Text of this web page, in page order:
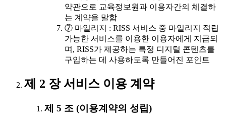
약관으로 교육정보원과 이용자간의 체결하
는 계약을 말함
⑦ 마일리지 : RISS 서비스 중 마일리지 적립
가능한 서비스를 이용한 이용자에게 지급되
며, RISS가 제공하는 특정 디지털 콘텐츠를
구입하는 데 사용하도록 만들어진 포인트
제 2 장 서비스 이용 계약
제 5 조 (이용계약의 성립)